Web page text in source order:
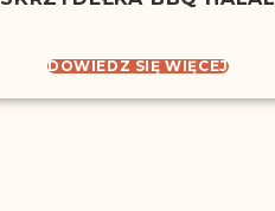
DOWIEDZ SIĘ WIĘCEJ